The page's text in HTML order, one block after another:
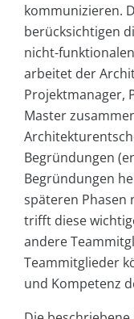
kommunizieren.
berücksichtigen
nicht-
arbeitet der
Projektmanager,
Master
Begründungen
Begründungen
späteren Phasen
trifft diese
andere
Teammitglieder
und Kompetenz